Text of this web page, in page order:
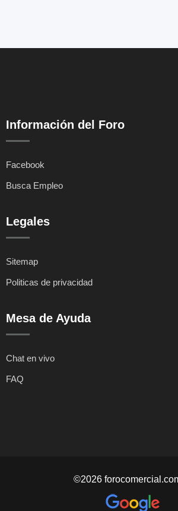
Información del Foro
Facebook
Busca Empleo
Legales
Sitemap
Politicas de privacidad
Mesa de Ayuda
Chat en vivo
FAQ
©2026